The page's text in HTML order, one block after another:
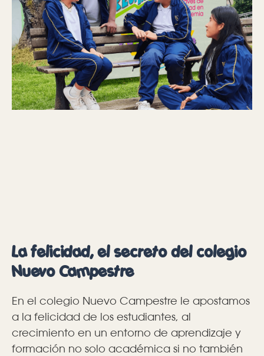
La felicidad, el secreto del colegio
Nuevo Campestre
En el colegio Nuevo Campestre le apostamos
a la felicidad de los estudiantes, al
crecimiento en un entorno de aprendizaje y
formación no solo académica si no también